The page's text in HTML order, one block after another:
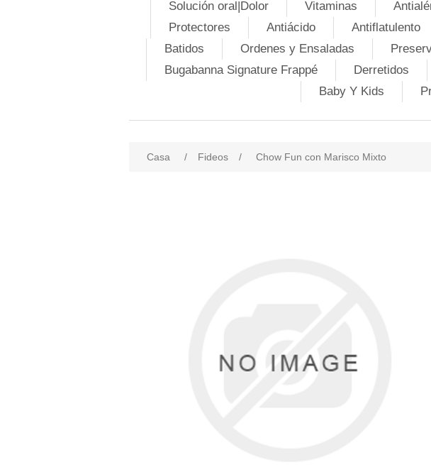
Solución oral|Dolor
Vitaminas
Protectores
Antiácido Antiflatulento
Batidos
Ordenes y Ensaladas
Bugabanna Signature Frappé
Derretidos
Baby Y Kids
Casa / Fideos / Chow Fun con Marisco Mixto